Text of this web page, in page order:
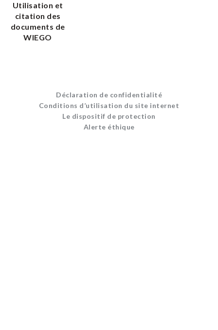
Utilisation et
citation des
documents de
WIEGO
Déclaration de confidentialité
Conditions d’utilisation du site internet
Le dispositif de protection
Alerte éthique